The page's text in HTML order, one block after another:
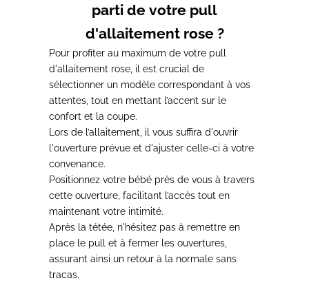
parti de votre pull
d'allaitement rose ?
Pour profiter au maximum de votre pull
d'allaitement rose, il est crucial de
sélectionner un modèle correspondant à vos
attentes, tout en mettant l’accent sur le
confort et la coupe.
Lors de l’allaitement, il vous suffira d'ouvrir
l'ouverture prévue et d'ajuster celle-ci à votre
convenance.
Positionnez votre bébé près de vous à travers
cette ouverture, facilitant l’accès tout en
maintenant votre intimité.
Après la tétée, n'hésitez pas à remettre en
place le pull et à fermer les ouvertures
assurant ainsi un retour à la normale sans
tracas.